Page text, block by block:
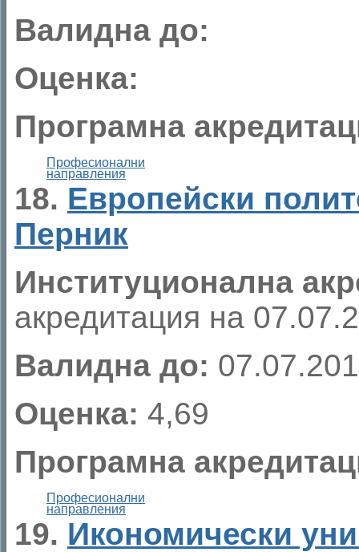
Валидна до:
Оценка:
Програмна
Професионални
направления
18. Европейски
Перник
Институционална
акредитация на
Валидна до:
Оценка: 4,69
Програмна
Професионални
направления
19. Икономически